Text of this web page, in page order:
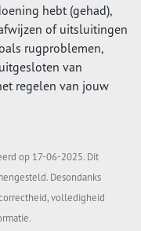
hebt (gehad),
of uitsluitingen
rugproblemen,
van
regelen van jouw
op 17-06-2025. Dit
Desondanks
volledigheid